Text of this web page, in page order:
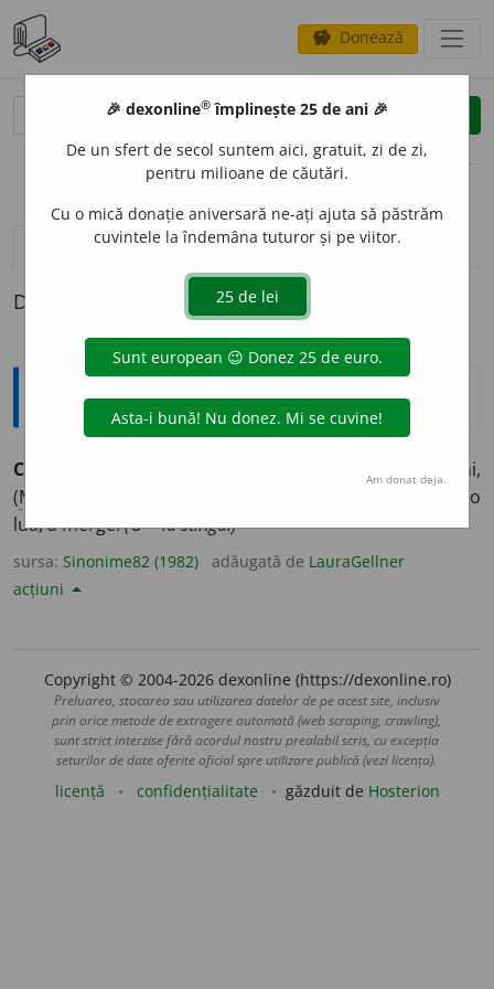
savings Donează
clear
opțiuni
definiții (1) pronunțievolume_up (1)
Definiția cu ID-ul 980615:
Sinonime
COT
) a cîrni,
(Mold.
a o
lua, a merge.(O ~ la stînga.)
sursa: Sinonime82 (1982) adăugată de LauraGellner
acțiuni
Copyright © 2004-2026 dexonline (https://dexonline.ro)
Preluarea, stocarea sau utilizarea datelor de pe acest site, inclusiv
prin orice metode de extragere automată (web scraping, crawling),
sunt strict interzise fără acordul nostru prealabil scris, cu excepția
seturilor de date oferite oficial spre utilizare publică (vezi licența).
licență confidențialitate găzduit de Hosterion
🎉 dexonline® împlinește 25 de ani 🎉
De un sfert de secol suntem aici, gratuit, zi de zi,
pentru milioane de căutări.
Cu o mică donație aniversară ne-ați ajuta să păstrăm
cuvintele la îndemâna tuturor și pe viitor.
Am donat deja.